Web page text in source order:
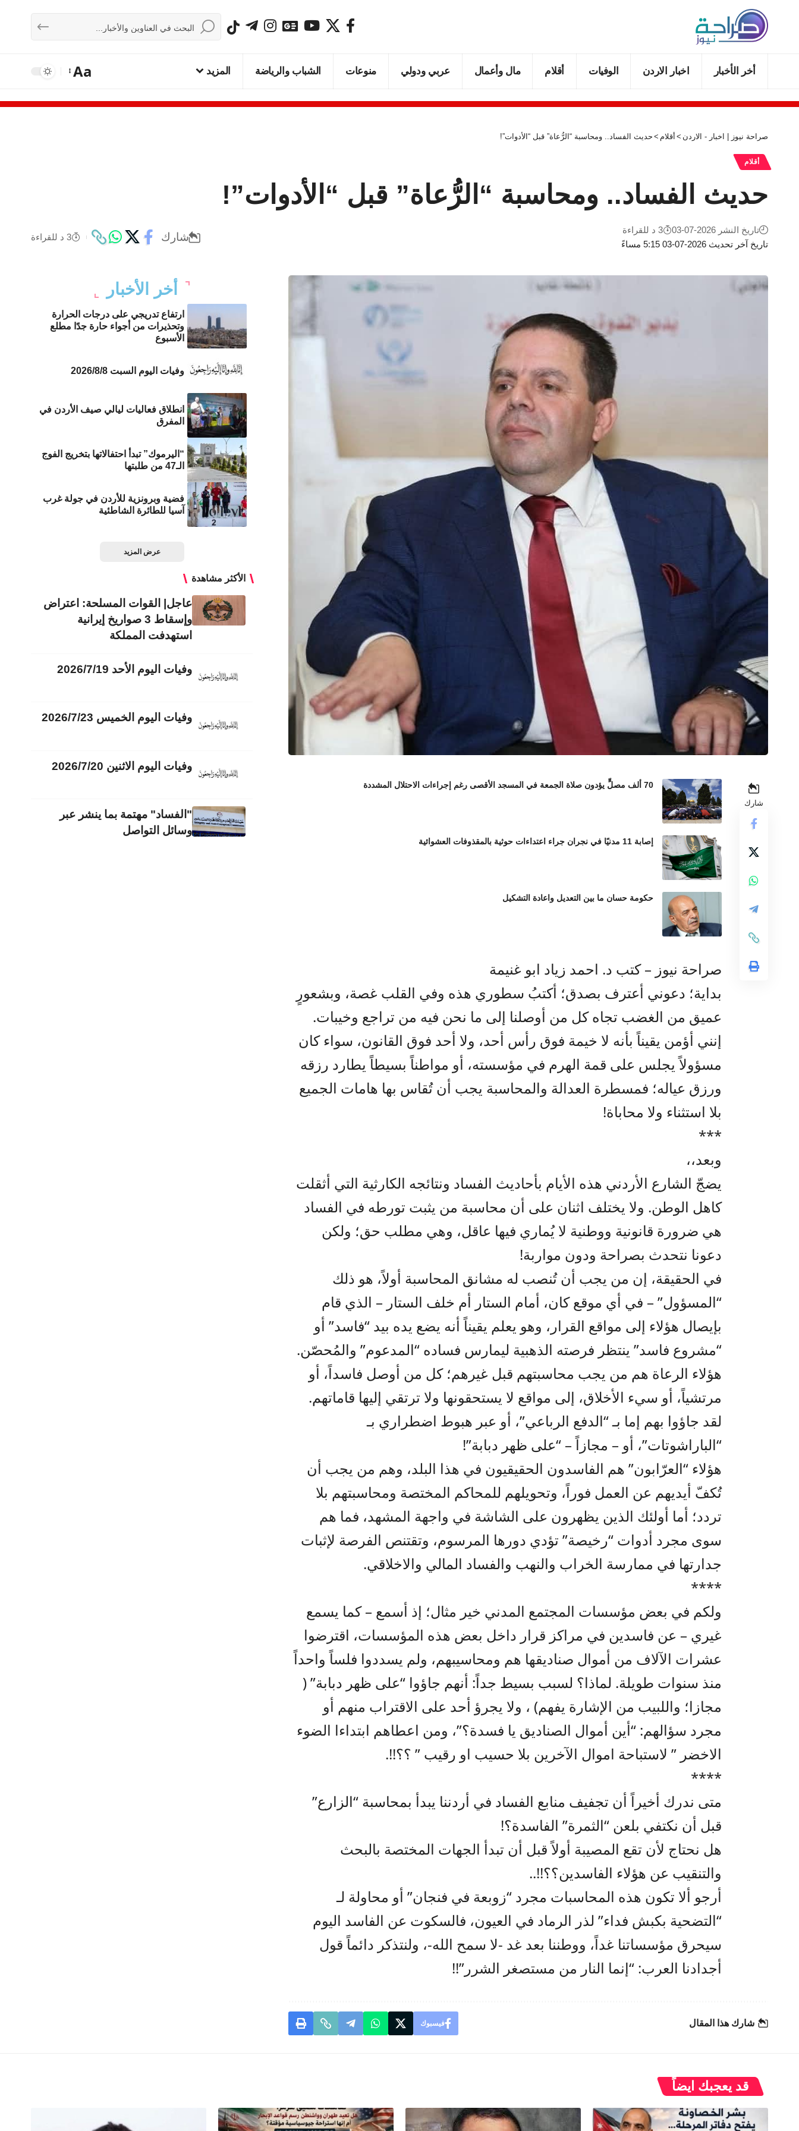
أخر الأخبار اخبار الاردن الوفيات أقلام مال وأعمال عربي ودولي منوعات الشباب والرياضة المزيد Aa
صراحة نيوز | اخبار - الاردن > أقلام > حديث الفساد.. ومحاسبة “الرُّعاة” قبل “الأدوات”!
أقلام
حديث الفساد.. ومحاسبة “الرُّعاة” قبل “الأدوات”!
تاريخ آخر تحديث 2026-07-03 5:15 مساءً
تاريخ النشر 2026-07-03 3 د للقراءة
شارك 3 د للقراءة
شارك
70 ألف مصلٍّ يؤدون صلاة الجمعة في المسجد الأقصى رغم إجراءات الاحتلال المشددة
إصابة 11 مدنيًا في نجران جراء اعتداءات حوثية بالمقذوفات العشوائية
حكومة حسان ما بين التعديل واعادة التشكيل
صراحة نيوز – كتب د. احمد زياد ابو غنيمة
بداية؛ دعوني أعترف بصدق؛ أكتبُ سطوري هذه وفي القلب غصة، وبشعورٍ
عميق من الغضب تجاه كل من أوصلنا إلى ما نحن فيه من تراجع وخيبات.
إنني أؤمن يقيناً بأنه لا خيمة فوق رأس أحد، ولا أحد فوق القانون، سواء كان
مسؤولاً يجلس على قمة الهرم في مؤسسته، أو مواطناً بسيطاً يطارد رزقه
ورزق عياله؛ فمسطرة العدالة والمحاسبة يجب أن تُقاس بها هامات الجميع
بلا استثناء ولا محاباة!
***
وبعد،،
يضجّ الشارع الأردني هذه الأيام بأحاديث الفساد ونتائجه الكارثية التي أثقلت
كاهل الوطن. ولا يختلف اثنان على أن محاسبة من يثبت تورطه في الفساد
هي ضرورة قانونية ووطنية لا يُماري فيها عاقل، وهي مطلب حق؛ ولكن
دعونا نتحدث بصراحة ودون مواربة!
في الحقيقة، إن من يجب أن تُنصب له مشانق المحاسبة أولاً، هو ذلك
“المسؤول” – في أي موقع كان، أمام الستار أم خلف الستار – الذي قام
بإيصال هؤلاء إلى مواقع القرار، وهو يعلم يقيناً أنه يضع يده بيد “فاسد” أو
“مشروع فاسد” ينتظر فرصته الذهبية ليمارس فساده “المدعوم” والمُحصّن.
هؤلاء الرعاة هم من يجب محاسبتهم قبل غيرهم؛ كل من أوصل فاسداً، أو
مرتشياً، أو سيء الأخلاق، إلى مواقع لا يستحقونها ولا ترتقي إليها قاماتهم.
لقد جاؤوا بهم إما بـ “الدفع الرباعي”، أو عبر هبوط اضطراري بـ
“الباراشوتات”، أو – مجازاً – “على ظهر دبابة”!
هؤلاء “العرّابون” هم الفاسدون الحقيقيون في هذا البلد، وهم من يجب أن
تُكفّ أيديهم عن العمل فوراً، وتحويلهم للمحاكم المختصة ومحاسبتهم بلا
تردد؛ أما أولئك الذين يظهرون على الشاشة في واجهة المشهد، فما هم
سوى مجرد أدوات “رخيصة” تؤدي دورها المرسوم، وتقتنص الفرصة لإثبات
جدارتها في ممارسة الخراب والنهب والفساد المالي والاخلاقي.
****
ولكم في بعض مؤسسات المجتمع المدني خير مثال؛ إذ أسمع – كما يسمع
غيري – عن فاسدين في مراكز قرار داخل بعض هذه المؤسسات، اقترضوا
عشرات الآلاف من أموال صناديقها هم ومحاسيبهم، ولم يسددوا فلساً واحداً
منذ سنوات طويلة. لماذا؟ لسبب بسيط جداً: أنهم جاؤوا “على ظهر دبابة” (
مجازا؛ واللبيب من الإشارة يفهم) ، ولا يجرؤ أحد على الاقتراب منهم أو
مجرد سؤالهم: “أين أموال الصناديق يا فسدة؟”، ومن اعطاهم ابتداءا الضوء
الاخضر ” لاستباحة اموال الآخرين بلا حسيب او رقيب ” ؟؟!!.
****
متى ندرك أخيراً أن تجفيف منابع الفساد في أردننا يبدأ بمحاسبة “الزارع”
قبل أن نكتفي بلعن “الثمرة” الفاسدة؟!
هل نحتاج لأن تقع المصيبة أولاً قبل أن تبدأ الجهات المختصة بالبحث
والتنقيب عن هؤلاء الفاسدين؟؟!!..
أرجو ألا تكون هذه المحاسبات مجرد “زوبعة في فنجان” أو محاولة لـ
“التضحية بكبش فداء” لذر الرماد في العيون، فالسكوت عن الفاسد اليوم
سيحرق مؤسساتنا غداً، ووطننا بعد غد -لا سمح الله-، ولنتذكر دائماً قول
أجدادنا العرب: “إنما النار من مستصغر الشرر”!!
شارك هذا المقال فيسبوك
أخر الأخبار
ارتفاع تدريجي على درجات الحرارة
وتحذيرات من أجواء حارة جدًا مطلع
الأسبوع
وفيات اليوم السبت 2026/8/8
انطلاق فعاليات ليالي صيف الأردن في
المفرق
“اليرموك” تبدأ احتفالاتها بتخريج الفوج
الـ47 من طلبتها
فضية وبرونزية للأردن في جولة غرب
آسيا للطائرة الشاطئية
عرض المزيد
الأكثر مشاهدة
عاجل| القوات المسلحة: اعتراض
وإسقاط 3 صواريخ إيرانية
استهدفت المملكة
وفيات اليوم الأحد 2026/7/19
وفيات اليوم الخميس 2026/7/23
وفيات اليوم الاثنين 2026/7/20
"الفساد" مهتمة بما ينشر عبر
وسائل التواصل
قد يعجبك ايضاً